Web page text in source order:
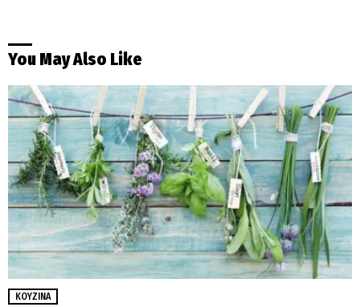
You May Also Like
ΚΟΥΖΊΝΑ